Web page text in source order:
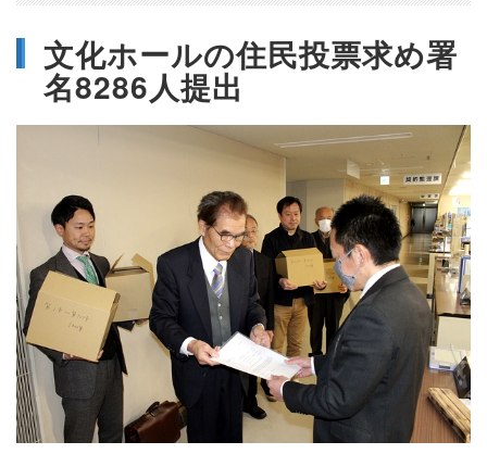
文化ホールの住民投票求め署
名8286人提出